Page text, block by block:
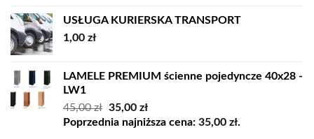
USŁUGA KURIERSKA TRANSPORT
1,00 zł
LAMELE PREMIUM ścienne pojedyncze 40x28 -
LW1
45,00zł Pierwotna
cena
35,00 złAktualna
cena
Poprzednia najniższa cena: 35,00 zł.